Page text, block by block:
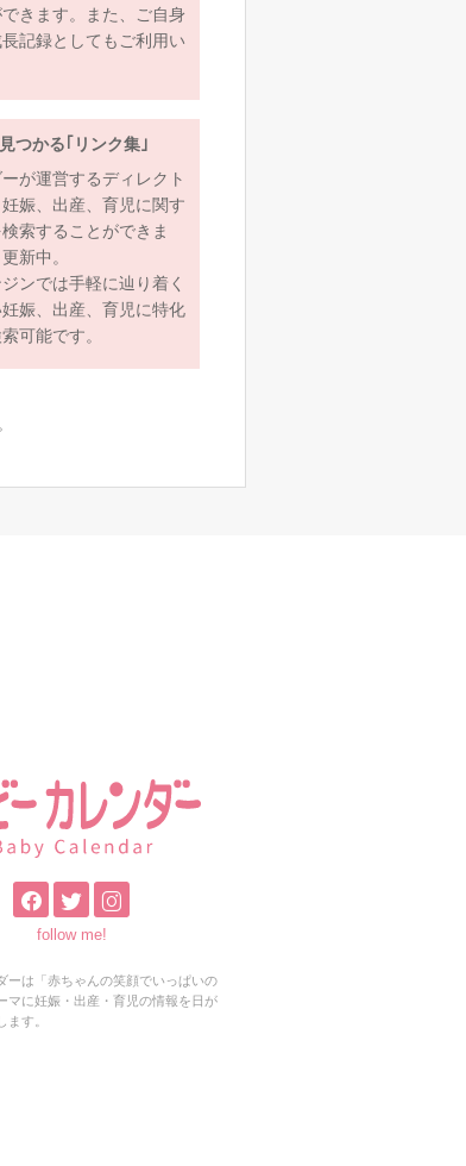
きます。また、ご自身
記録としてもご利用い
つかる｢リンク集｣
が運営するディレクト
娠、出産、育児に関す
索することができま
新中。
ンでは手軽に辿り着く
娠、出産、育児に特化
可能です。
follow me!
ーは「赤ちゃんの笑顔でいっぱいの
マに妊娠・出産・育児の情報を日が
ます。